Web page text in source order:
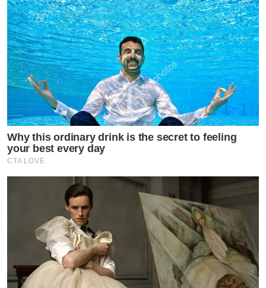
Why this ordinary drink is the secret to feeling
your best every day
CTA LOVE